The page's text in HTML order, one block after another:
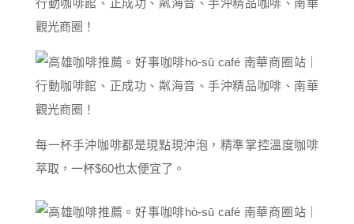
每一杯手沖咖啡都是現點現沖泡，精準掌控溫度咖啡
萃取，一杯$60也太便宜了。